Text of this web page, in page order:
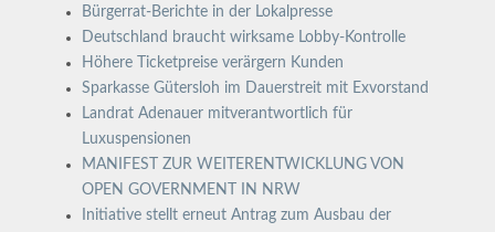
Bürgerrat-Berichte in der Lokalpresse
Deutschland braucht wirksame Lobby-Kontrolle
Höhere Ticketpreise verärgern Kunden
Sparkasse Gütersloh im Dauerstreit mit Exvorstand
Landrat Adenauer mitverantwortlich für
Luxuspensionen
MANIFEST ZUR WEITERENTWICKLUNG VON
OPEN GOVERNMENT IN NRW
Initiative stellt erneut Antrag zum Ausbau der